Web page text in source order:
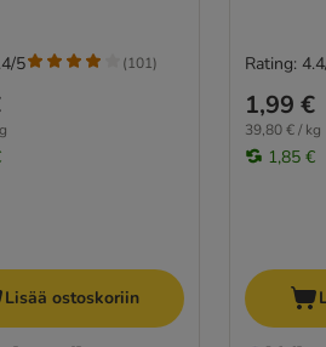
5 (101)
Lisää ostoskoriin
1,99 €
39,80 € / kg
1,85 €
Rating: